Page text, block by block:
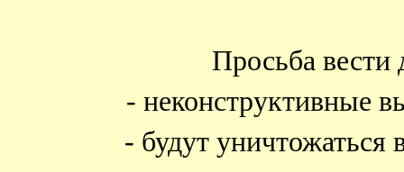
Просьба вести
- неконструктивные
- будут